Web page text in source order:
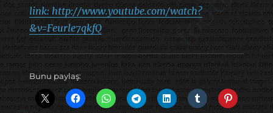
link: http://www.youtube.com/watch?
&v=Feurle7qkfQ
Bunu paylaş: